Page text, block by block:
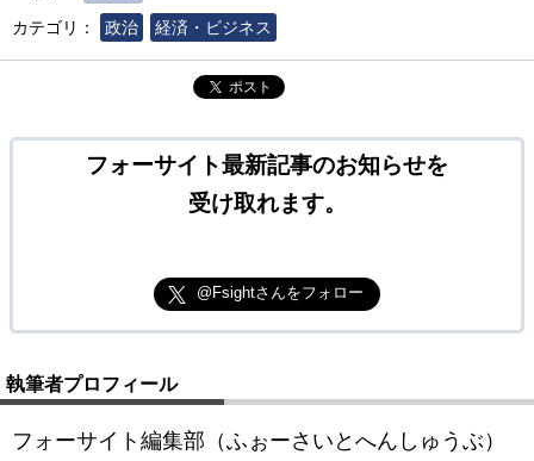
カテゴリ：
政治 経済・ビジネス
ポスト
フォーサイト最新記事のお知らせを
受け取れます。
@Fsightさんをフォロー
執筆者プロフィール
フォーサイト編集部（ふぉーさいとへんしゅうぶ）